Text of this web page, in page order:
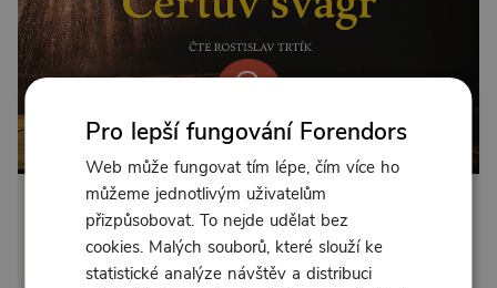
Od 89 Kč měsíčně nebo 39 Kč jednorázově
Zřídit předplatné
Koupit příspěvek
Pro lepší fungování Forendors
Web může fungovat tím lépe, čím více ho
můžeme jednotlivým uživatelům
přizpůsobovat. To nejde udělat bez
cookies. Malých souborů, které slouží ke
statistické analýze návštěv a distribuci